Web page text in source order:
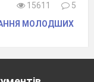
15611
5
МОЛОДШИХ